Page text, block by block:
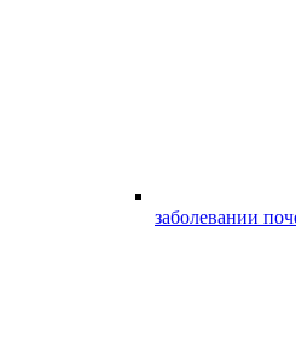
заболевании